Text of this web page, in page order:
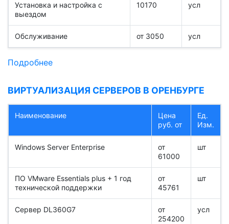
Установка и настройка с
выездом
10170 усл
Обслуживание от 3050 усл
Подробнее
ВИРТУАЛИЗАЦИЯ СЕРВЕРОВ В ОРЕНБУРГЕ
Наименование
Цена
руб. от
Ед.
Изм.
Windows Server Enterprise
от
61000
шт
ПО VMware Essentials plus + 1 год
технической поддержки
от
45761
шт
Сервер DL360G7
от
254200
усл